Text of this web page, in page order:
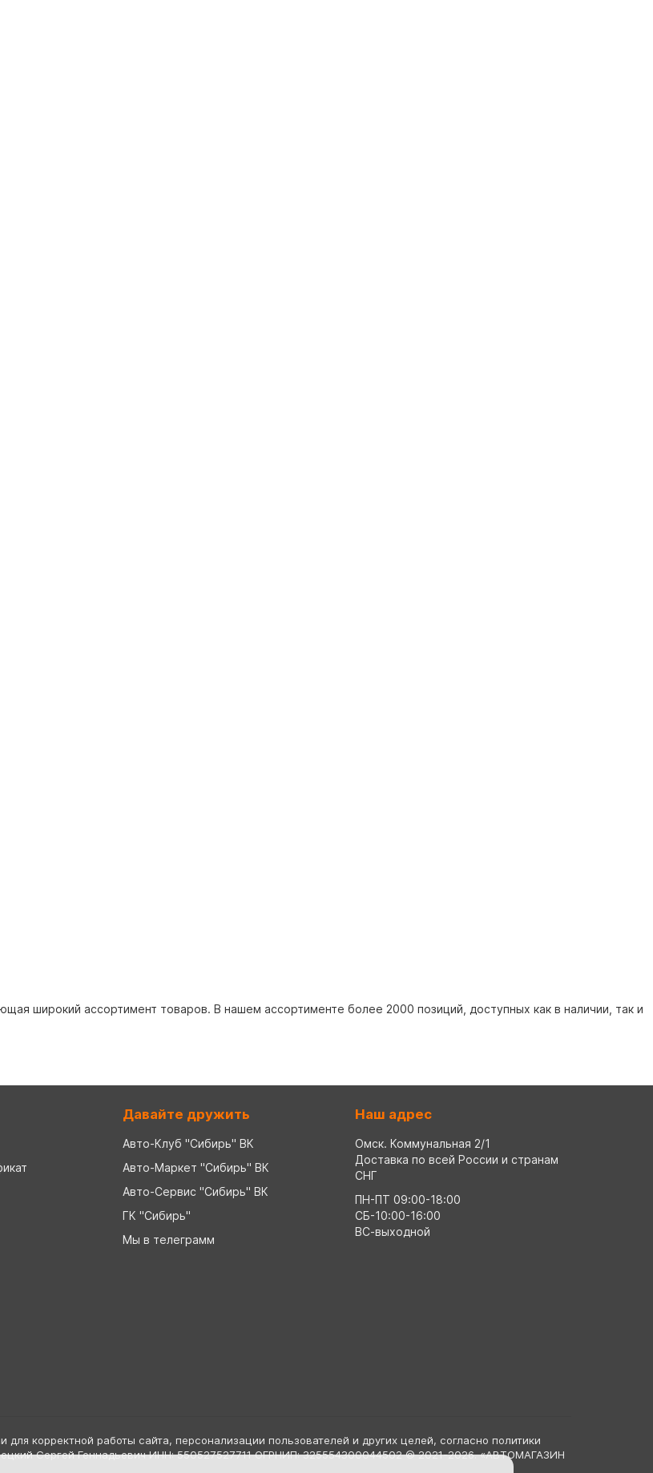
широкий ассортимент товаров. В нашем ассортименте более 2000 позиций, доступных как в наличии, так и
Давайте дружить
Авто-Клуб "Сибирь" ВК
Авто-Маркет "Сибирь" ВК
Авто-Сервис "Сибирь" ВК
ГК "Сибирь"
Мы в телеграмм
Наш адрес
Омск. Коммунальная 2/1
Доставка по всей России и странам
СНГ
ПН-ПТ 09:00-18:00
СБ-10:00-16:00
ВС-выходной
корректной работы сайта, персонализации пользователей и других целей, согласно политики
Сергей Геннадьевич ИНН: 550527527711 ОГРНИП: 325554300044502 © 2021-2026. «АВТОМАГАЗИН